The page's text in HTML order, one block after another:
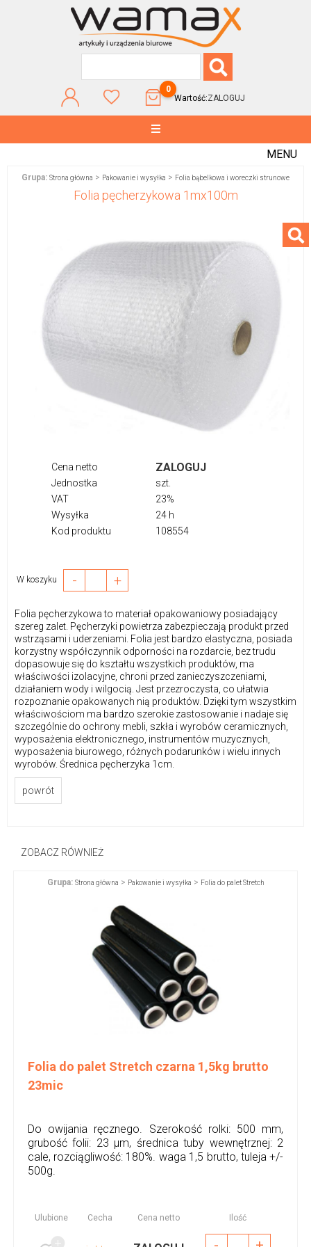
0
Wartość:ZALOGUJ
MENU
Grupa: Strona główna > Pakowanie i wysyłka > Folia bąbelkowa i woreczki strunowe
Folia pęcherzykowa 1mx100m
Cena netto ZALOGUJ
Jednostka
szt.
VAT
23%
Wysyłka
24 h
Kod produktu
108554
W koszyku - +
Folia pęcherzykowa to materiał opakowaniowy posiadający
szereg zalet. Pęcherzyki powietrza zabezpieczają produkt przed
wstrząsami i uderzeniami. Folia jest bardzo elastyczna, posiada
korzystny współczynnik odporności na rozdarcie, bez trudu
dopasowuje się do kształtu wszystkich produktów, ma
właściwości izolacyjne, chroni przed zanieczyszczeniami,
działaniem wody i wilgocią. Jest przezroczysta, co ułatwia
rozpoznanie opakowanych nią produktów. Dzięki tym wszystkim
właściwościom ma bardzo szerokie zastosowanie i nadaje się
szczególnie do ochrony mebli, szkła i wyrobów ceramicznych,
wyposażenia elektronicznego, instrumentów muzycznych,
wyposażenia biurowego, różnych podarunków i wielu innych
wyrobów. Średnica pęcherzyka 1cm.
powrót
ZOBACZ RÓWNIEŻ
Grupa: Strona główna > Pakowanie i wysyłka > Folia do palet Stretch
Folia do palet Stretch czarna 1,5kg brutto
23mic
Do owijania ręcznego. Szerokość rolki: 500 mm,
grubość folii: 23 µm, średnica tuby wewnętrznej: 2
cale, rozciągliwość: 180%. waga 1,5 brutto, tuleja +/-
500g.
Ulubione Cecha Cena netto Ilość